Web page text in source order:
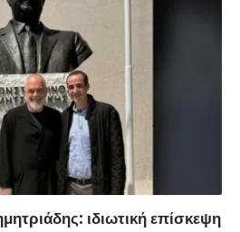
ιδιωτική επίσκεψη